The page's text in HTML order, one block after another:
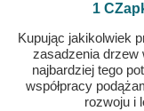
1
Kupując jakikolwiek
zasadzenia drzew
najbardziej tego
współpracy
rozwoju i